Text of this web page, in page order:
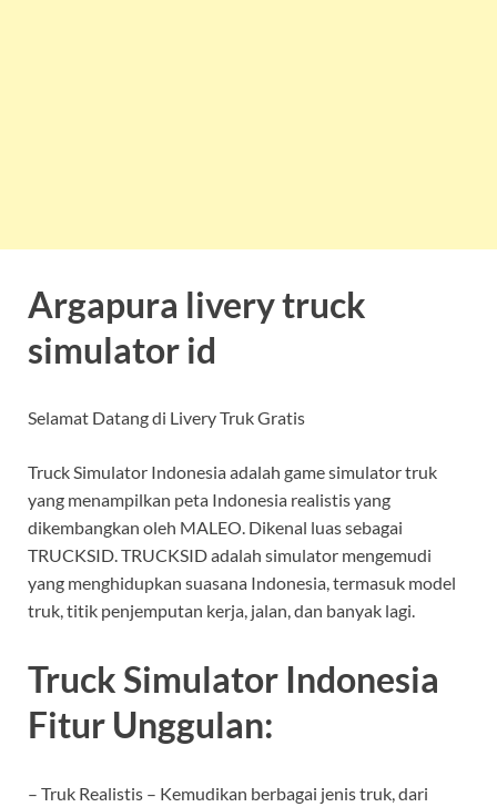
Argapura livery truck
simulator id
Selamat Datang di Livery Truk Gratis
Truck Simulator Indonesia adalah game simulator truk
yang menampilkan peta Indonesia realistis yang
dikembangkan oleh MALEO. Dikenal luas sebagai
TRUCKSID. TRUCKSID adalah simulator mengemudi
yang menghidupkan suasana Indonesia, termasuk model
truk, titik penjemputan kerja, jalan, dan banyak lagi.
Truck Simulator Indonesia
Fitur Unggulan:
– Truk Realistis – Kemudikan berbagai jenis truk, dari